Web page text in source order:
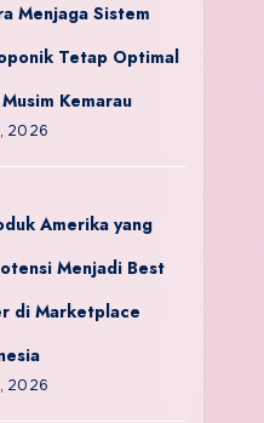
Menjaga Sistem
Tetap Optimal
Kemarau
2026
Amerika yang
Menjadi Best
di Marketplace
2026